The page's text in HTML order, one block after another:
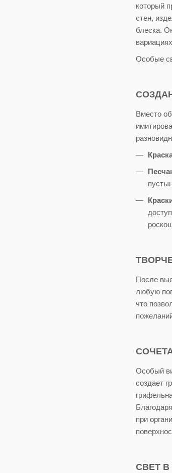
который
стен,
блеска.
Особые
Вместо
После
любую
что
Особый
создает
при
СВЕТ В